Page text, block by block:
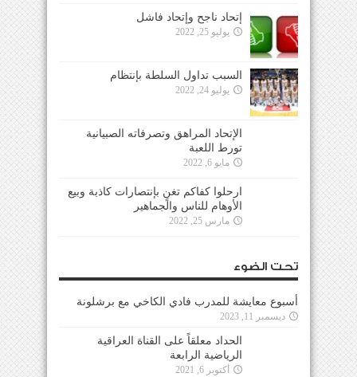
إتحاد ناجح وإتحاد فاشل
يوليو 25, 2022
السبب تداول السلطة بإنتظام
يوليو 24, 2022
الإتحاد المراهق وتصرفاته الصبيانية
تورط اللعبة
مايو 6, 2022
ارحلوا كفاكم تغنٍ بإنتصارات كاذبة وبيع
الأوهام للناس والجماهير
مارس 25, 2022
تحت الضوء
أسبوع معايشة للمدرب فادي الكاخي مع برشلونة
ديسمبر 11, 2023
الحداد معلقاً على القناة العراقية
الرياضية الرابعة
أكتوبر 6, 2021